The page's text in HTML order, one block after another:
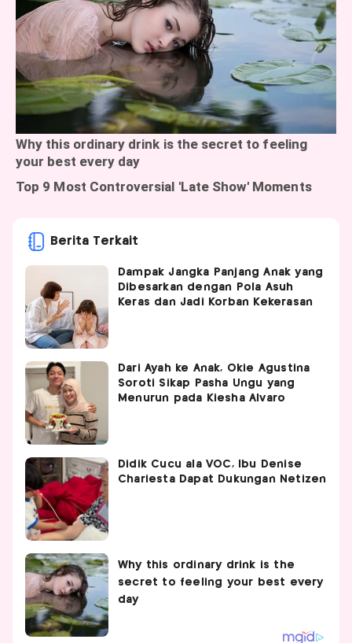
Berita Terkait
Dampak Jangka Panjang Anak yang
Dibesarkan dengan Pola Asuh
Keras dan Jadi Korban Kekerasan
Dari Ayah ke Anak, Okie Agustina
Soroti Sikap Pasha Ungu yang
Menurun pada Kiesha Alvaro
Didik Cucu ala VOC, Ibu Denise
Chariesta Dapat Dukungan Netizen